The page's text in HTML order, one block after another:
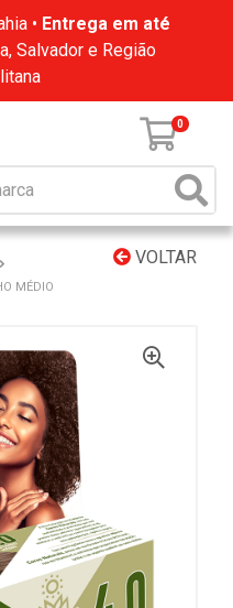
• Entrega em até
Salvador e Região
0
VOLTAR
MÉDIO